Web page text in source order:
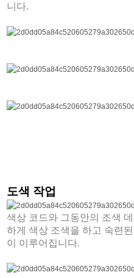
니다.
도색 작업
색상 코드와 그동안의 조색
하게 색상 조색을 하고 숙련
이 이루어집니다.